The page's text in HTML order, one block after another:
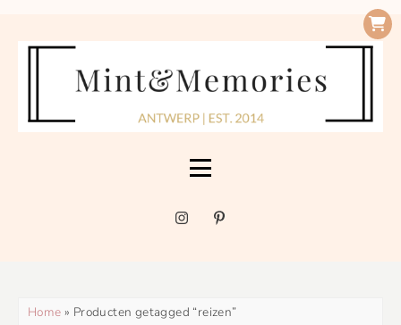
Home » Producten getagged “reizen”